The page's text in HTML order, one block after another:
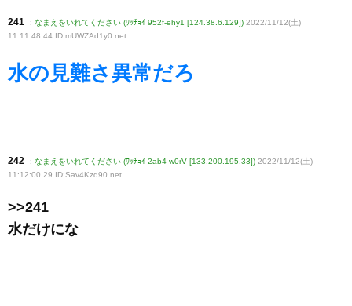
241 : なまえをいれてください (ﾜｯﾁｮｲ 952f-ehy1 [124.38.6.129]) 2022/11/12(土)
11:11:48.44 ID:mUWZAd1y0 .net
水の見難さ異常だろ
242 : なまえをいれてください (ﾜｯﾁｮｲ 2ab4-w0rV [133.200.195.33]) 2022/11/12(土)
11:12:00.29 ID:Sav4Kzd90 .net
>>241
水だけにな